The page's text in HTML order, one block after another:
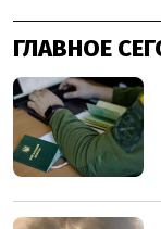
ГЛАВНОЕ